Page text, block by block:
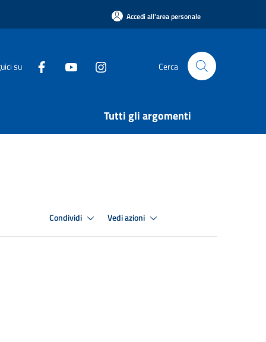
Accedi all'area personale
su Cerca
Tutti gli argomenti
Condividi Vedi azioni